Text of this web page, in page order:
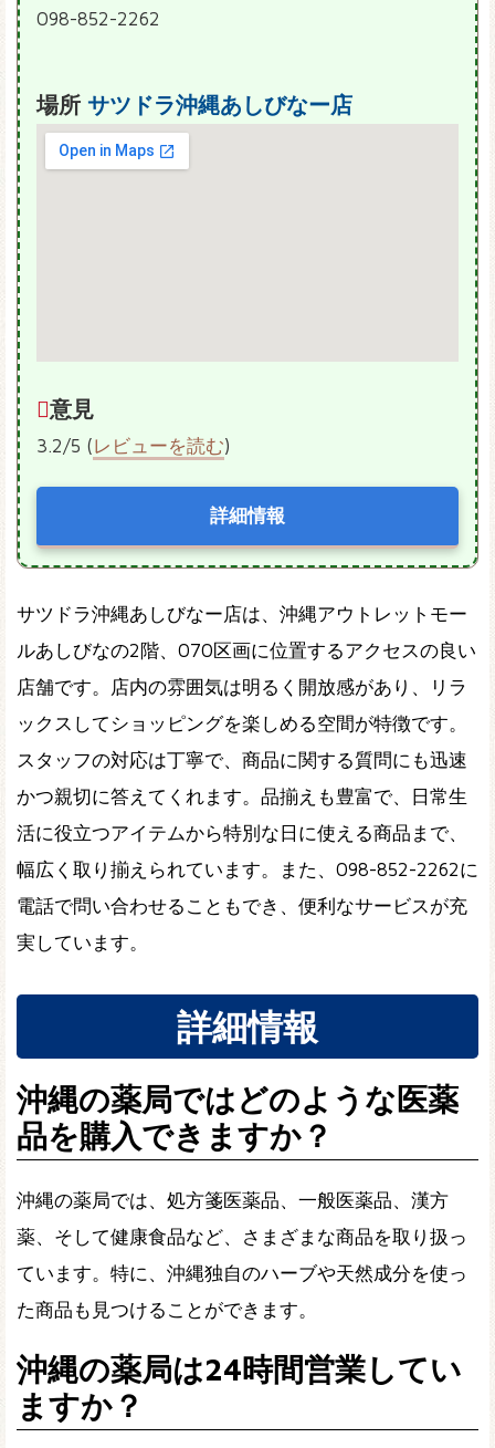
098-852-2262
場所 サツドラ沖縄あしびなー店
意見
3.2/5 (レビューを読む)
詳細情報
サツドラ沖縄あしびなー店は、沖縄アウトレットモー
ルあしびなの2階、070区画に位置するアクセスの良い
店舗です。店内の雰囲気は明るく開放感があり、リラ
ックスしてショッピングを楽しめる空間が特徴です。
スタッフの対応は丁寧で、商品に関する質問にも迅速
かつ親切に答えてくれます。品揃えも豊富で、日常生
活に役立つアイテムから特別な日に使える商品まで、
幅広く取り揃えられています。また、098-852-2262に
電話で問い合わせることもでき、便利なサービスが充
実しています。
詳細情報
沖縄の薬局ではどのような医薬
品を購入できますか？
沖縄の薬局では、処方箋医薬品、一般医薬品、漢方
薬、そして健康食品など、さまざまな商品を取り扱っ
ています。特に、沖縄独自のハーブや天然成分を使っ
た商品も見つけることができます。
沖縄の薬局は24時間営業してい
ますか？